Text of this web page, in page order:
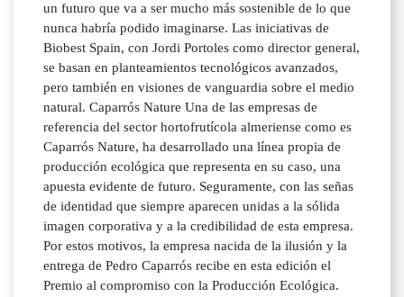
un futuro que va a ser mucho más sostenible de lo que
nunca habría podido imaginarse. Las iniciativas de
Biobest Spain, con Jordi Portoles como director general,
se basan en planteamientos tecnológicos avanzados,
pero también en visiones de vanguardia sobre el medio
natural. Caparrós Nature Una de las empresas de
referencia del sector hortofrutícola almeriense como es
Caparrós Nature, ha desarrollado una línea propia de
producción ecológica que representa en su caso, una
apuesta evidente de futuro. Seguramente, con las señas
de identidad que siempre aparecen unidas a la sólida
imagen corporativa y a la credibilidad de esta empresa.
Por estos motivos, la empresa nacida de la ilusión y la
entrega de Pedro Caparrós recibe en esta edición el
Premio al compromiso con la Producción Ecológica.